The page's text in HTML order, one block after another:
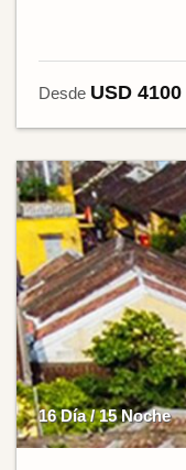
Desde USD 4100
16 Día / 15 Noche